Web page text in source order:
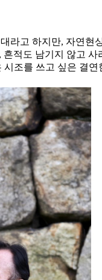
라고 하지만, 자연현
적도 남기지 않고
조를 쓰고 싶은 결